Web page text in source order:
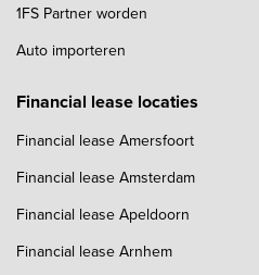
1FS Partner worden
Auto importeren
Financial lease locaties
Financial lease Amersfoort
Financial lease Amsterdam
Financial lease Apeldoorn
Financial lease Arnhem